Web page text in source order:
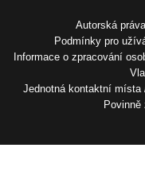
Autorská
Podmínky pro
Informace o zpracování
Jednotná kontaktní místa
Povinně